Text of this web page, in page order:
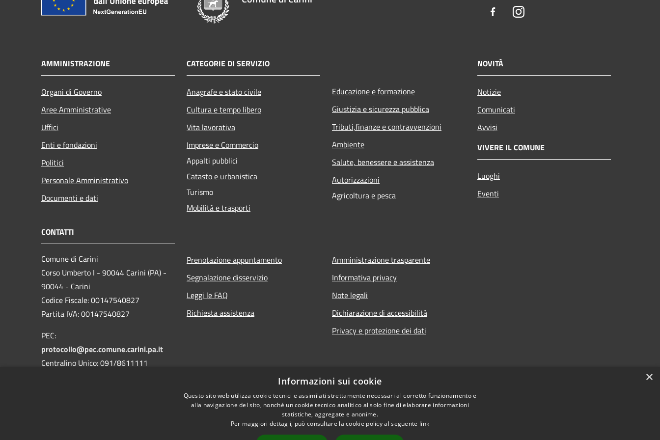
FacebookInstagram
AMMINISTRAZIONE
Organi di Governo
Aree Amministrative
Uffici
Enti e fondazioni
Politici
Personale Amministrativo
Documenti e dati
CATEGORIE DI SERVIZIO
Anagrafe e stato civile
Cultura e tempo libero
Vita lavorativa
Imprese e Commercio
Appalti pubblici
Catasto e urbanistica
Turismo
Mobilità e trasporti
Educazione e formazione
Giustizia e sicurezza pubblica
Tributi,finanze e contravvenzioni
Ambiente
Salute, benessere e assistenza
Autorizzazioni
Agricoltura e pesca
NOVITÀ
Notizie
Comunicati
Avvisi
VIVERE IL COMUNE
Luoghi
Eventi
CONTATTI
Comune di Carini
Corso Umberto I - 90044 Carini (PA) -
90044 - Carini
Codice Fiscale: 00147540827
Partita IVA: 00147540827
PEC:
protocollo@pec.comune.carini.pa.it
Centralino Unico: 091/8611111
Prenotazione appuntamento
Segnalazione disservizio
Leggi le FAQ
Richiesta assistenza
Amministrazione trasparente
Informativa privacy
Note legali
Dichiarazione di accessibilità
Privacy e protezione dei dati
×
Informazioni sui cookie
Questo sito web utilizza cookie tecnici e assimilati strettamente necessari al corretto funzionamento e
alla navigazione del sito, nonché un cookie tecnico analitico al solo fine di elaborare informazioni
statistiche, aggregate e anonime.
Per maggiori dettagli, può consultare la cookie policy al seguente link